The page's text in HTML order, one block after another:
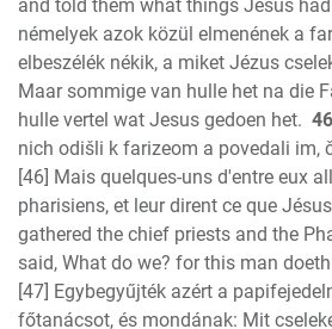
and told them what things Jesus
némelyek azok közül elmenének a
elbeszélék nékik, a miket Jézus
Maar sommige van hulle het na die
hulle vertel wat Jesus gedoen het.
nich odišli k farizeom a povedali im,
[46] Mais quelques-uns d'entre eux
pharisiens, et leur dirent ce que
gathered the chief priests and the
said, What do we? for this man
[47] Egybegyűjték azért a
főtanácsot, és mondának: Mit